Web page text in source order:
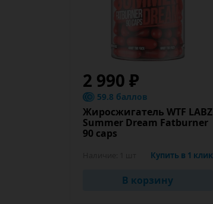
2 990 ₽
59.8 баллов
Жиросжигатель WTF LABZ
Summer Dream Fatburner
90 caps
Купить в 1 клик
В корзину